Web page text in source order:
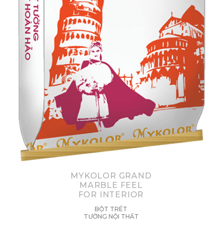
MYKOLOR GRAND
MARBLE FEEL
FOR INTERIOR
BỘT TRÉT
TƯỜNG NỘI THẤT